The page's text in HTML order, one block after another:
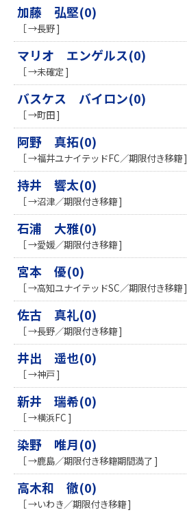
加藤 弘堅(0)
［ →長野 ]
マリオ エンゲルス(0)
［ →未確定 ]
バスケス バイロン(0)
［ →町田 ]
阿野 真拓(0)
［ →福井ユナイテッドFC／期限付き移籍 ]
持井 響太(0)
［ →沼津／期限付き移籍 ]
石浦 大雅(0)
［ →愛媛／期限付き移籍 ]
宮本 優(0)
［ →高知ユナイテッドSC／期限付き移籍 ]
佐古 真礼(0)
［ →長野／期限付き移籍 ]
井出 遥也(0)
［ →神戸 ]
新井 瑞希(0)
［ →横浜FC ]
染野 唯月(0)
［ →鹿島／期限付き移籍期間満了 ]
高木和 徹(0)
［ →いわき／期限付き移籍 ]